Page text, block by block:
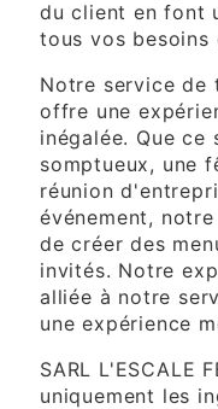
du client en font
tous vos besoins
Notre service de
offre une
inégalée. Que ce
somptueux, une
réunion
événement,
de créer des
invités. Notre
alliée à notre
une expérience
SARL L'ESCALE
uniquement les